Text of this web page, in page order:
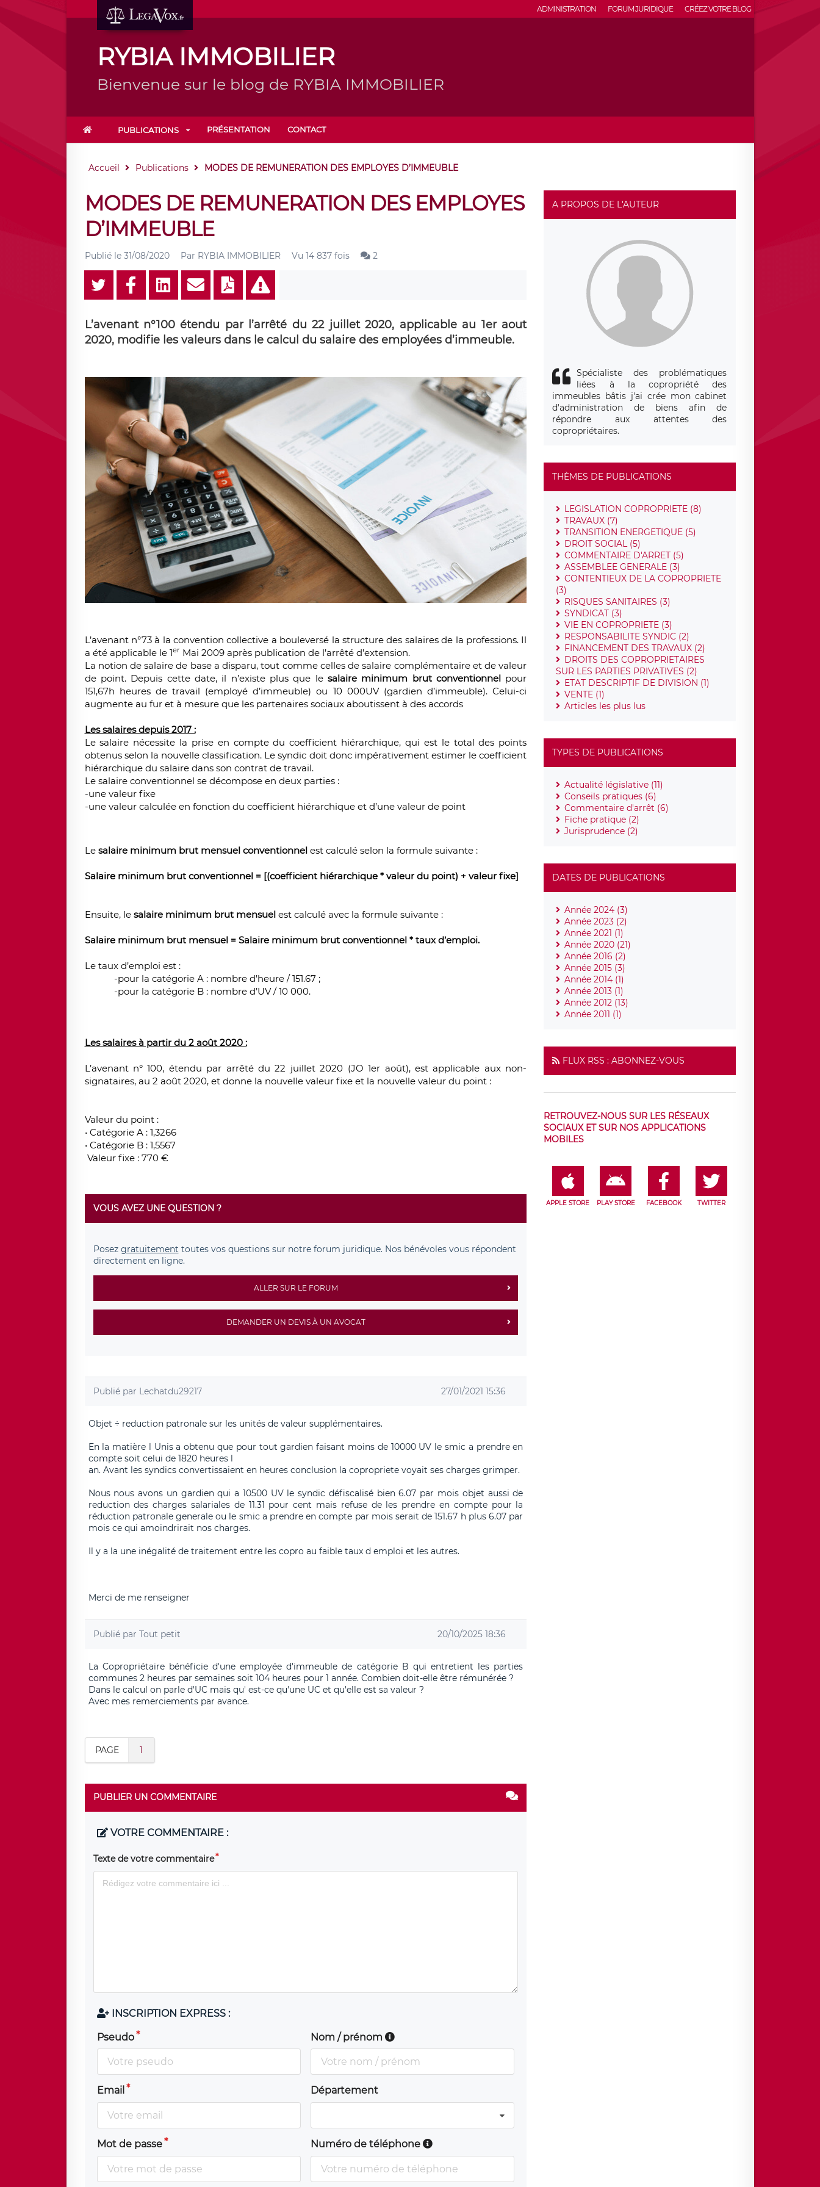
ADMINISTRATION FORUM JURIDIQUE CRÉEZ VOTRE BLOG
RYBIA IMMOBILIER
Bienvenue sur le blog de RYBIA IMMOBILIER
PUBLICATIONS PRÉSENTATION CONTACT
Accueil Publications MODES DE REMUNERATION DES EMPLOYES D’IMMEUBLE
MODES DE REMUNERATION DES EMPLOYES
D’IMMEUBLE
Publié le 31/08/2020 Par RYBIA IMMOBILIER Vu 14 837 fois 2
L’avenant n°100 étendu par l’arrêté du 22 juillet 2020, applicable au 1er aout
2020, modifie les valeurs dans le calcul du salaire des employées d’immeuble.
L’avenant n°73 à la convention collective a bouleversé la structure des salaires de la professions. Il
a été applicable le 1er Mai 2009 après publication de l’arrêté d’extension.
La notion de salaire de base a disparu, tout comme celles de salaire complémentaire et de valeur
de point. Depuis cette date, il n’existe plus que le salaire minimum brut conventionnelpour
151,67h heures de travail (employé d’immeuble) ou 10 000UV (gardien d’immeuble). Celui-ci
augmente au fur et à mesure que les partenaires sociaux aboutissent à des accords
Les salaires depuis 2017 :
Le salaire nécessite la prise en compte du coefficient hiérarchique, qui est le total des points
obtenus selon la nouvelle classification. Le syndic doit donc impérativement estimer le coefficient
hiérarchique du salaire dans son contrat de travail.
Le salaire conventionnel se décompose en deux parties :
-une valeur fixe
-une valeur calculée en fonction du coefficient hiérarchique et d’une valeur de point
Le salaire minimum brut mensuel conventionnel est calculé selon la formule suivante :
Salaire minimum brut conventionnel = [(coefficient hiérarchique * valeur du point) + valeur fixe]
Ensuite, le salaire minimum brut mensuelest calculé avec la formule suivante :
Salaire minimum brut mensuel = Salaire minimum brut conventionnel * taux d’emploi.
Le taux d’emploi est :
-pour la catégorie A : nombre d’heure / 151.67 ;
-pour la catégorie B : nombre d’UV / 10 000.
Les salaires à partir du 2 août 2020 :
L’avenant n° 100, étendu par arrêté du 22 juillet 2020 (JO 1er août), est applicable aux non-
signataires, au 2 août 2020, et donne la nouvelle valeur fixe et la nouvelle valeur du point :
Valeur du point :
• Catégorie A : 1,3266
• Catégorie B : 1,5567
Valeur fixe : 770 €
VOUS AVEZ UNE QUESTION ?
Posez gratuitement toutes vos questions sur notre forum juridique. Nos bénévoles vous répondent
directement en ligne.
ALLER SUR LE FORUM
DEMANDER UN DEVIS À UN AVOCAT
Publié par Lechatdu29217 27/01/2021 15:36
Objet ÷ reduction patronale sur les unités de valeur supplémentaires.
En la matière l Unis a obtenu que pour tout gardien faisant moins de 10000 UV le smic a prendre en
compte soit celui de 1820 heures l
an. Avant les syndics convertissaient en heures conclusion la copropriete voyait ses charges grimper.
Nous nous avons un gardien qui a 10500 UV le syndic défiscalisé bien 6.07 par mois objet aussi de
reduction des charges salariales de 11.31 pour cent mais refuse de les prendre en compte pour la
réduction patronale generale ou le smic a prendre en compte par mois serait de 151.67 h plus 6.07 par
mois ce qui amoindrirait nos charges.
Il y a la une inégalité de traitement entre les copro au faible taux d emploi et les autres.
Merci de me renseigner
Publié par Tout petit 20/10/2025 18:36
La Copropriétaire bénéficie d'une employée d'immeuble de catégorie B qui entretient les parties
communes 2 heures par semaines soit 104 heures pour 1 année. Combien doit-elle être rémunérée ?
Dans le calcul on parle d'UC mais qu' est-ce qu'une UC et qu'elle est sa valeur ?
Avec mes remerciements par avance.
PAGE 1
PUBLIER UN COMMENTAIRE
VOTRE COMMENTAIRE :
Texte de votre commentaire
INSCRIPTION EXPRESS :
Pseudo Nom / prénom
Email Département
Mot de passe Numéro de téléphone
A PROPOS DE L'AUTEUR
Spécialiste des problématiques
liées à la copropriété des
immeubles bâtis j'ai crée mon cabinet
d'administration de biens afin de
répondre aux attentes des
copropriétaires.
THÈMES DE PUBLICATIONS
LEGISLATION COPROPRIETE (8)
TRAVAUX (7)
TRANSITION ENERGETIQUE (5)
DROIT SOCIAL (5)
COMMENTAIRE D'ARRET (5)
ASSEMBLEE GENERALE (3)
CONTENTIEUX DE LA COPROPRIETE
(3)
RISQUES SANITAIRES (3)
SYNDICAT (3)
VIE EN COPROPRIETE (3)
RESPONSABILITE SYNDIC (2)
FINANCEMENT DES TRAVAUX (2)
DROITS DES COPROPRIETAIRES
SUR LES PARTIES PRIVATIVES (2)
ETAT DESCRIPTIF DE DIVISION (1)
VENTE (1)
Articles les plus lus
TYPES DE PUBLICATIONS
Actualité législative (11)
Conseils pratiques (6)
Commentaire d'arrêt (6)
Fiche pratique (2)
Jurisprudence (2)
DATES DE PUBLICATIONS
Année 2024 (3)
Année 2023 (2)
Année 2021 (1)
Année 2020 (21)
Année 2016 (2)
Année 2015 (3)
Année 2014 (1)
Année 2013 (1)
Année 2012 (13)
Année 2011 (1)
FLUX RSS : ABONNEZ-VOUS
RETROUVEZ-NOUS SUR LES RÉSEAUX
SOCIAUX ET SUR NOS APPLICATIONS
MOBILES
APPLE STORE PLAY STORE FACEBOOK TWITTER